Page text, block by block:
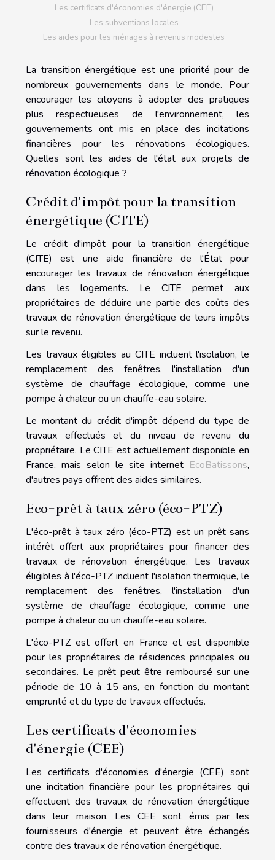
Les certificats d'économies d'énergie (CEE)
Les subventions locales
Les aides pour les ménages à revenus modestes
La transition énergétique est une priorité pour de
nombreux gouvernements dans le monde. Pour
encourager les citoyens à adopter des pratiques
plus respectueuses de l'environnement, les
gouvernements ont mis en place des incitations
financières pour les rénovations écologiques.
Quelles sont les aides de l'état aux projets de
rénovation écologique ?
Crédit d'impôt pour la transition
énergétique (CITE)
Le crédit d'impôt pour la transition énergétique
(CITE) est une aide financière de l'État pour
encourager les travaux de rénovation énergétique
dans les logements. Le CITE permet aux
propriétaires de déduire une partie des coûts des
travaux de rénovation énergétique de leurs impôts
sur le revenu.
Les travaux éligibles au CITE incluent l'isolation, le
remplacement des fenêtres, l'installation d'un
système de chauffage écologique, comme une
pompe à chaleur ou un chauffe-eau solaire.
Le montant du crédit d'impôt dépend du type de
travaux effectués et du niveau de revenu du
propriétaire. Le CITE est actuellement disponible en
France, mais selon le site internet EcoBatissons,
d'autres pays offrent des aides similaires.
Eco-prêt à taux zéro (éco-PTZ)
L'éco-prêt à taux zéro (éco-PTZ) est un prêt sans
intérêt offert aux propriétaires pour financer des
travaux de rénovation énergétique. Les travaux
éligibles à l'éco-PTZ incluent l'isolation thermique, le
remplacement des fenêtres, l'installation d'un
système de chauffage écologique, comme une
pompe à chaleur ou un chauffe-eau solaire.
L'éco-PTZ est offert en France et est disponible
pour les propriétaires de résidences principales ou
secondaires. Le prêt peut être remboursé sur une
période de 10 à 15 ans, en fonction du montant
emprunté et du type de travaux effectués.
Les certificats d'économies
d'énergie (CEE)
Les certificats d'économies d'énergie (CEE) sont
une incitation financière pour les propriétaires qui
effectuent des travaux de rénovation énergétique
dans leur maison. Les CEE sont émis par les
fournisseurs d'énergie et peuvent être échangés
contre des travaux de rénovation énergétique.